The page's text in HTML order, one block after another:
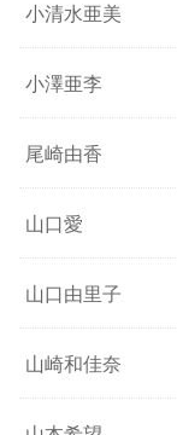
小清水亜美
小澤亜李
尾崎由香
山口愛
山口由里子
山崎和佳奈